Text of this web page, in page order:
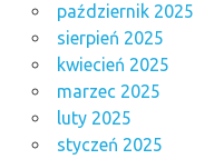
październik 2025
sierpień 2025
kwiecień 2025
marzec 2025
luty 2025
styczeń 2025